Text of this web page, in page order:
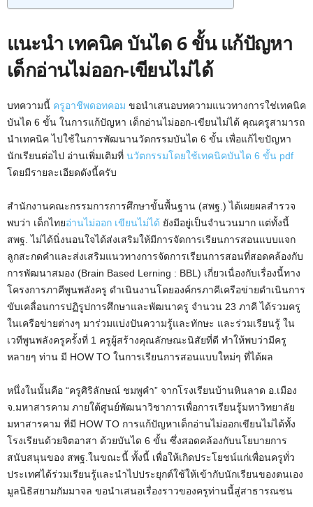
แนะนำ เทคนิค บันได 6 ขั้น แก้ปัญหา
เด็กอ่านไม่ออก-เขียนไม่ได้
บทความนี้ ครูอาชีพดอทคอม ขอนำเสนอบทความแนวทางการใช่เทคนิค
บันได 6 ขั้น ในการแก้ปัญหา เด็กอ่านไม่ออก-เขียนไม่ได้ คุณครูสามารถ
นำเทคนิค ไปใช้ในการพัฒนานวัตกรรมบันได 6 ขั้น เพื่อแก้ไขปัญหา
นักเรียนต่อไป อ่านเพิ่มเติมที่ นวัตกรรมโดยใช้เทคนิคบันได 6 ขั้น pdf
โดยมีรายละเอียดดังนี้ครับ
สำนักงานคณะกรรมการการศึกษาขั้นพื้นฐาน (สพฐ.) ได้เผยผลสำรวจ
พบว่า เด็กไทยอ่านไม่ออก เขียนไม่ได้ ยังมีอยู่เป็นจำนวนมาก แต่ทั้งนี้
สพฐ. ไม่ได้นิ่งนอนใจได้ส่งเสริมให้มีการจัดการเรียนการสอนแบบแจก
ลูกสะกดคำและส่งเสริมแนวทางการจัดการเรียนการสอนที่สอดคล้องกับ
การพัฒนาสมอง (Brain Based Lerning : BBL) เกี่ยวเนื่องกับเรื่องนี้ทาง
โครงการภาคีพูนพลังครู ดำเนินงานโดยองค์กรภาคีเครือข่ายดำเนินการ
ขับเคลื่อนการปฏิรูปการศึกษาและพัฒนาครู จำนวน 23 ภาคี ได้รวมครู
ในเครือข่ายต่างๆ มาร่วมแบ่งปันความรู้และทักษะ และร่วมเรียนรู้ ใน
เวทีพูนพลังครูครั้งที่ 1 ครูผู้สร้างคุณลักษณะนิสัยที่ดี ทำให้พบว่ามีครู
หลายๆ ท่าน มี HOW TO ในการเรียนการสอนแบบใหม่ๆ ที่ได้ผล
หนึ่งในนั้นคือ “ครูศิริลักษณ์ ชมพูคำ” จากโรงเรียนบ้านหินลาด อ.เมือง
จ.มหาสารคาม ภายใต้ศูนย์พัฒนาวิชาการเพื่อการเรียนรู้มหาวิทยาลัย
มหาสารคาม ที่มี HOW TO การแก้ปัญหาเด็กอ่านไม่ออกเขียนไม่ได้ทั้ง
โรงเรียนด้วยจิตอาสา ด้วยบันได 6 ขั้น ซึ่งสอดคล้องกับนโยบายการ
สนับสนุนของ สพฐ.ในขณะนี้ ทั้งนี้ เพื่อให้เกิดประโยชน์แก่เพื่อนครูทั่ว
ประเทศได้ร่วมเรียนรู้และนำไปประยุกต์ใช้ให้เข้ากับนักเรียนของตนเอง
มูลนิธิสยามกัมมาจล ขอนำเสนอเรื่องราวของครูท่านนี้สู่สาธารณชน